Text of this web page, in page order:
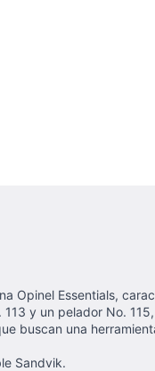
Opinel Essentials,
y un pelador No.
buscan una
Sandvik.